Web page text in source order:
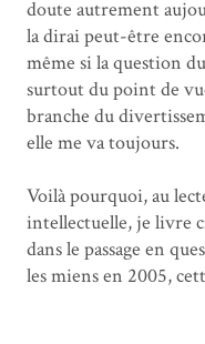
doute autrement
la dirai peut-être
même si la question
surtout du point de
branche du
elle me va toujours.
Voilà pourquoi, au
intellectuelle, je livre
dans le passage en
les miens en 2005,